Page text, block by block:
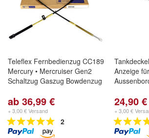
Teleflex Fernbedienzug CC189
Mercury • Mercruiser Gen2
Schaltzug Gaszug Bowdenzug
ab 36,99 €
+ 3,00 € Versand
2
Anzeige
24,90 €
+ 3,00 €